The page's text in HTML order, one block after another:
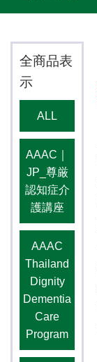
全商品表
示
ALL
AAAC｜
JP_尊厳
認知症介
護講座
AAAC
Thailand
Dignity
Dementia
Care
Program